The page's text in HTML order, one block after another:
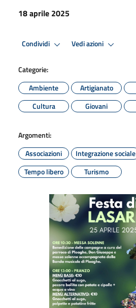
18 aprile 2025
Condividi Vedi azioni
Categorie:
Ambiente
Artigianato
Cultura
Giovani
Argomenti:
Associazioni
Integrazione sociale
Tempo libero
Turismo